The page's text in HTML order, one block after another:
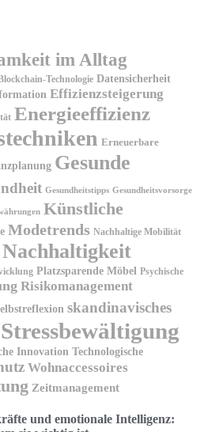
im Alltag
Technologie Datensicherheit
Effizienzsteigerung
Energieeffizienz
Erneuerbare
Gesunde
Gesundheitstipps Gesundheitsvorsorge
Künstliche
Modetrends Nachhaltige Mobilität
Nachhaltigkeit
Platzsparende Möbel Psychische
Risikomanagement
skandinavisches
Stressbewältigung
Innovation Technologische
Wohnaccessoires
Zeitmanagement
und emotionale Intelligenz: